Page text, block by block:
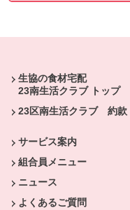
生協の食材宅配
23南生活クラブ トップ
23区南生活クラブ 約款
サービス案内
組合員メニュー
ニュース
よくあるご質問